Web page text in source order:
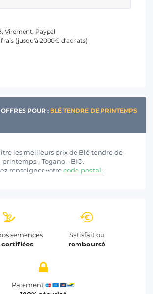
Virement, Paypal
frais (jusqu'à 2000€ d'achats)
POUR : BLÉ TENDRE DE PRINTEMPS
les meilleurs prix de Blé tendre de
printemps - Togano - BIO.
renseigner votrecode postal .
semences
certifiées
Satisfait ou
remboursé
Paiement